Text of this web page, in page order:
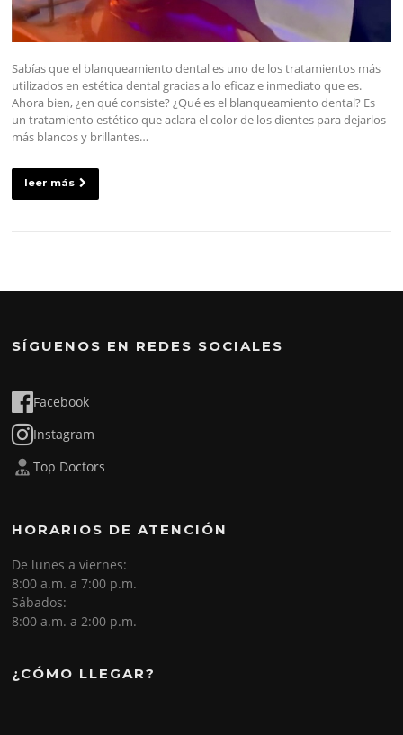
Sabías que el blanqueamiento dental es uno de los tratamientos más
utilizados en estética dental gracias a lo eficaz e inmediato que es.
Ahora bien, ¿en qué consiste? ¿Qué es el blanqueamiento dental? Es
un tratamiento estético que aclara el color de los dientes para dejarlos
más blancos y brillantes…
leer más
SÍGUENOS EN REDES SOCIALES
Facebook
Instagram
Top Doctors
HORARIOS DE ATENCIÓN
De lunes a viernes:
8:00 a.m. a 7:00 p.m.
Sábados:
8:00 a.m. a 2:00 p.m.
¿CÓMO LLEGAR?